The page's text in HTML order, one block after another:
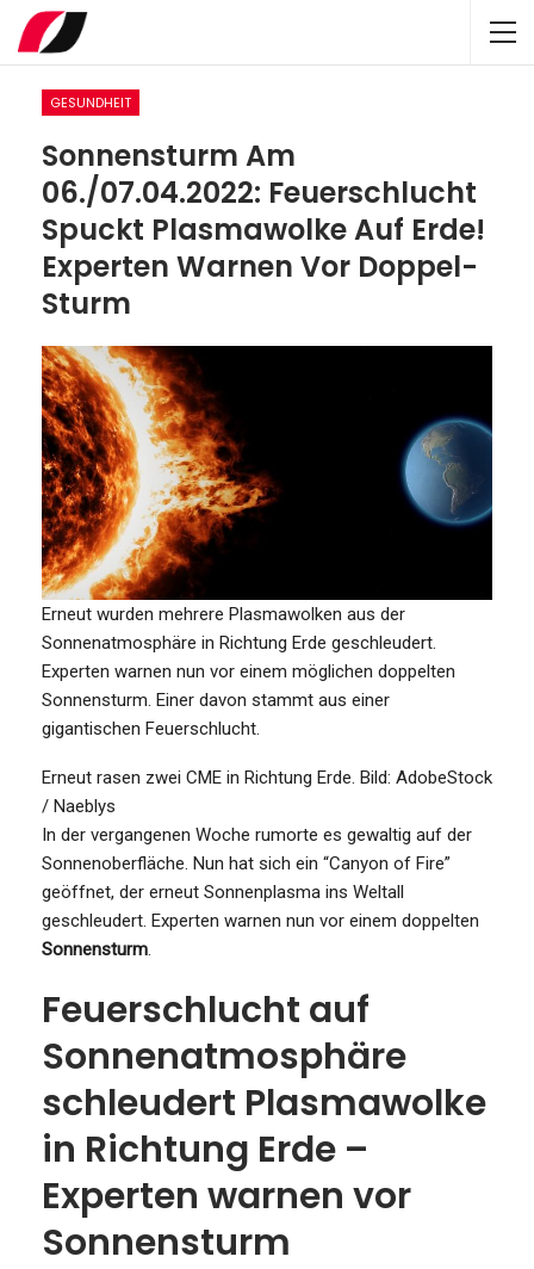
GESUNDHEIT
Sonnensturm Am
06./07.04.2022: Feuerschlucht
Spuckt Plasmawolke Auf Erde!
Experten Warnen Vor Doppel-
Sturm
Erneut wurden mehrere Plasmawolken aus der
Sonnenatmosphäre in Richtung Erde geschleudert.
Experten warnen nun vor einem möglichen doppelten
Sonnensturm. Einer davon stammt aus einer
gigantischen Feuerschlucht.
Erneut rasen zwei CME in Richtung Erde. Bild: AdobeStock
/ Naeblys
In der vergangenen Woche rumorte es gewaltig auf der
Sonnenoberfläche. Nun hat sich ein “Canyon of Fire”
geöffnet, der erneut Sonnenplasma ins Weltall
geschleudert. Experten warnen nun vor einem doppelten
Sonnensturm.
Feuerschlucht auf
Sonnenatmosphäre
schleudert Plasmawolke
in Richtung Erde –
Experten warnen vor
Sonnensturm